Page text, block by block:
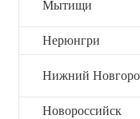
Мытищи
Нерюнгри
Нижний
Новороссийск